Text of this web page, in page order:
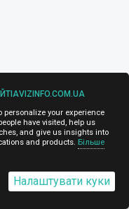
personalize your experience
have visited, help us
and give us insights into
and products. Більше
Налаштувати куки